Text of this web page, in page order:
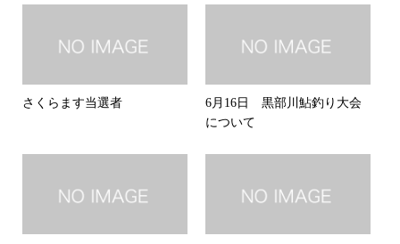
さくらます当選者
6月16日 黒部川鮎釣り大会
について